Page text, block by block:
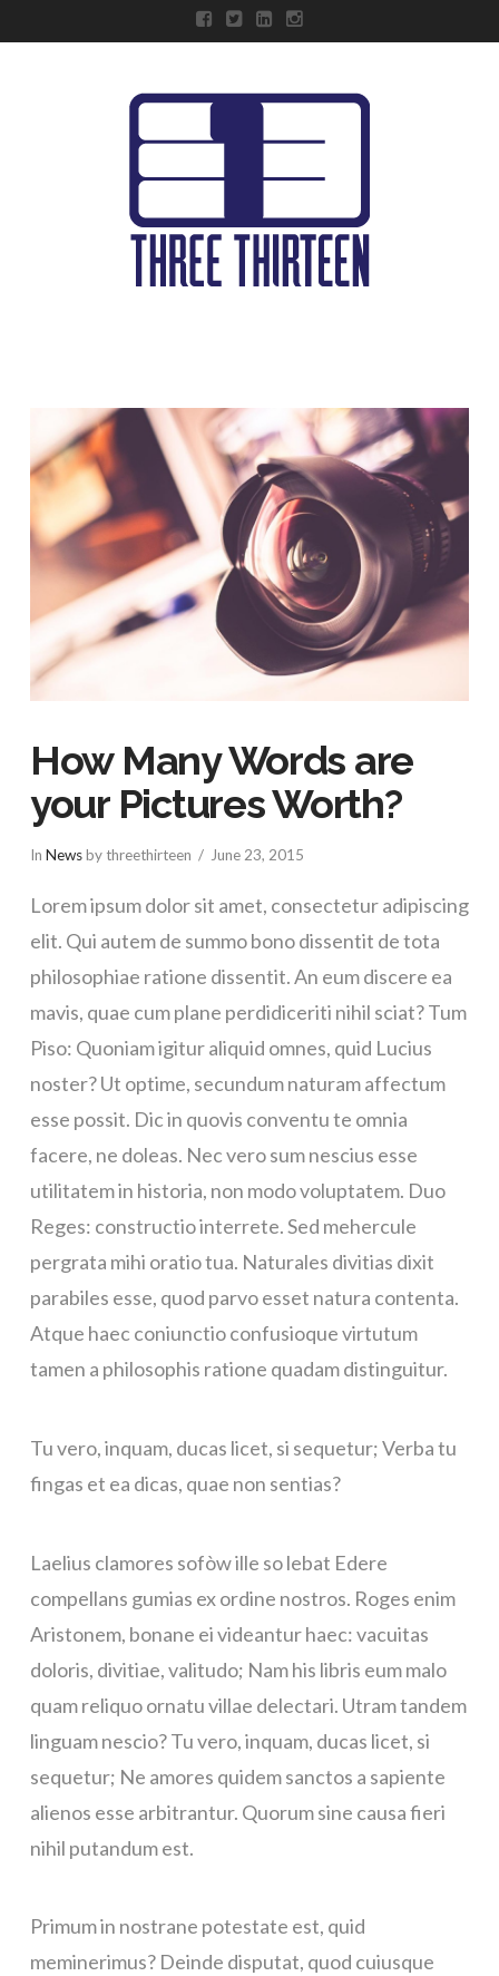
How Many Words are
your Pictures Worth?
In Newsby threethirteen June 23, 2015
Lorem ipsum dolor sit amet, consectetur adipiscing
elit. Qui autem de summo bono dissentit de tota
philosophiae ratione dissentit. An eum discere ea
mavis, quae cum plane perdidiceriti nihil sciat? Tum
Piso: Quoniam igitur aliquid omnes, quid Lucius
noster? Ut optime, secundum naturam affectum
esse possit. Dic in quovis conventu te omnia
facere, ne doleas. Nec vero sum nescius esse
utilitatem in historia, non modo voluptatem. Duo
Reges: constructio interrete. Sed mehercule
pergrata mihi oratio tua. Naturales divitias dixit
parabiles esse, quod parvo esset natura contenta.
Atque haec coniunctio confusioque virtutum
tamen a philosophis ratione quadam distinguitur.
Tu vero, inquam, ducas licet, si sequetur; Verba tu
fingas et ea dicas, quae non sentias?
Laelius clamores sofòw ille so lebat Edere
compellans gumias ex ordine nostros. Roges enim
Aristonem, bonane ei videantur haec: vacuitas
doloris, divitiae, valitudo; Nam his libris eum malo
quam reliquo ornatu villae delectari. Utram tandem
linguam nescio? Tu vero, inquam, ducas licet, si
sequetur; Ne amores quidem sanctos a sapiente
alienos esse arbitrantur. Quorum sine causa fieri
nihil putandum est.
Primum in nostrane potestate est, quid
meminerimus? Deinde disputat, quod cuiusque